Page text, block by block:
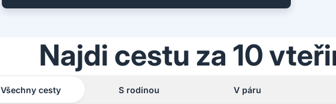
Najdi cestu za 10
Všechny cesty S rodinou V páru